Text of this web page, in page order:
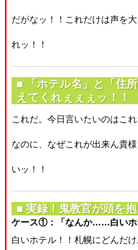
だがなッ！！これだけは声を
れッ！！
■ 「ホテル名」と「住
えてくれぇぇぇッ！！
これだ。今日言いたいのはこれ
なのに、なぜこれが出来ん貴
いッ！！
■ 実録！鬼教官が頭を
ケース①：「なんか……白いホ
白いホテル！！札幌にどんだ